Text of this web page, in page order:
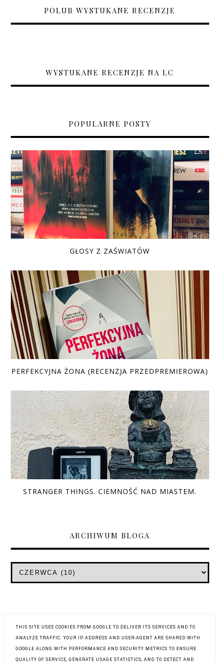
POLUB WYSTUKANE RECENZJE
WYSTUKANE RECENZJE NA LC
POPULARNE POSTY
GŁOSY Z ZAŚWIATÓW
PERFEKCYJNA ŻONA (RECENZJA PRZEDPREMIEROWA)
STRANGER THINGS. CIEMNOŚĆ NAD MIASTEM.
ARCHIWUM BLOGA
THIS SITE USES COOKIES FROM GOOGLE TO DELIVER ITS SERVICES AND TO
ANALYZE TRAFFIC. YOUR IP ADDRESS AND USER-AGENT ARE SHARED WITH
GOOGLE ALONG WITH PERFORMANCE AND SECURITY METRICS TO ENSURE
QUALITY OF SERVICE, GENERATE USAGE STATISTICS, AND TO DETECT AND